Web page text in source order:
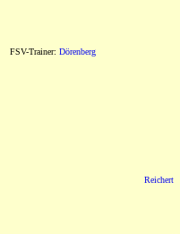
FSV-Trainer: Dörenberg
Reichert